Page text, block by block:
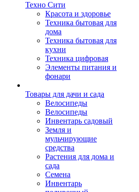
Техно Сити
Красота и здоровье
Техника бытовая для
дома
Техника бытовая для
кухни
Техника цифровая
Элементы питания и
фонари
Товары для дачи и сада
Велосипеды
Велосипеды
Инвентарь садовый
Земля и
мульчирующие
средства
Растения для дома и
сада
Семена
Инвентарь